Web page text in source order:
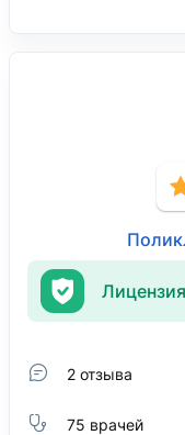
2 отзыва
75 врачей